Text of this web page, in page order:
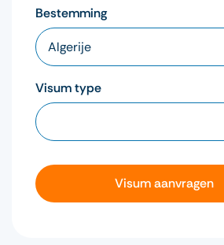
Bestemming
Visum type
Visum aanvragen